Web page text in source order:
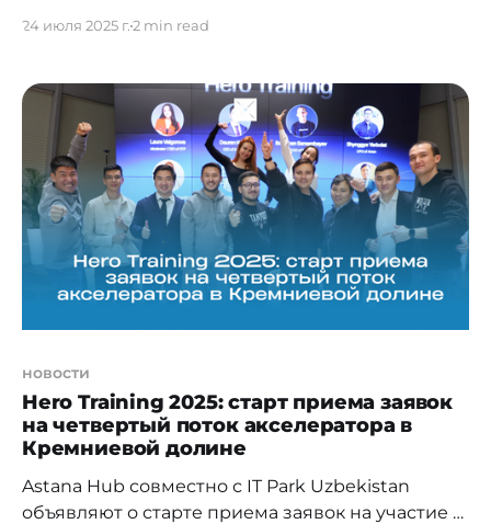
хабарлайды. Бағдарлама ауқымын кеңейтуге
және жаһандық нарыққа шығуға дайын
технологиялық стартаптарға арналған.
Өтінімдер 2025 жылғы 13 тамызға дейін
қабылданады. Қатысуға ниет
білдірушілер сілтеме арқылы тіркеле
24 июля 2025 г.2 min read
новости
Hero Training 2025: старт приема заявок
на четвертый поток акселератора в
Кремниевой долине
Astana Hub совместно с IT Park Uzbekistan
объявляют о старте приема заявок на участие в